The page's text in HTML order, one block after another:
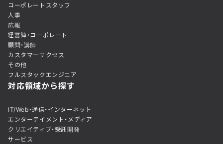
コーポレートスタッフ
人事
広報
経営陣・コーポレート
顧問・講師
カスタマーサクセス
その他
フルスタックエンジニア
対応領域から探す
IT/Web・通信・インターネット
エンターテイメント・メディア
クリエイティブ・受託開発
サービス